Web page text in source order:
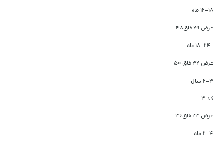
۱۲-۱۸ ماه
عرض ۲۹ فاق۴۸
۱۸-۲۴ ماه
عرض ۳۲ فاق ۵۰
۲-۳ سال
کد ۳
عرض ۲۳ فاق۳۶
۲-۴ ماه